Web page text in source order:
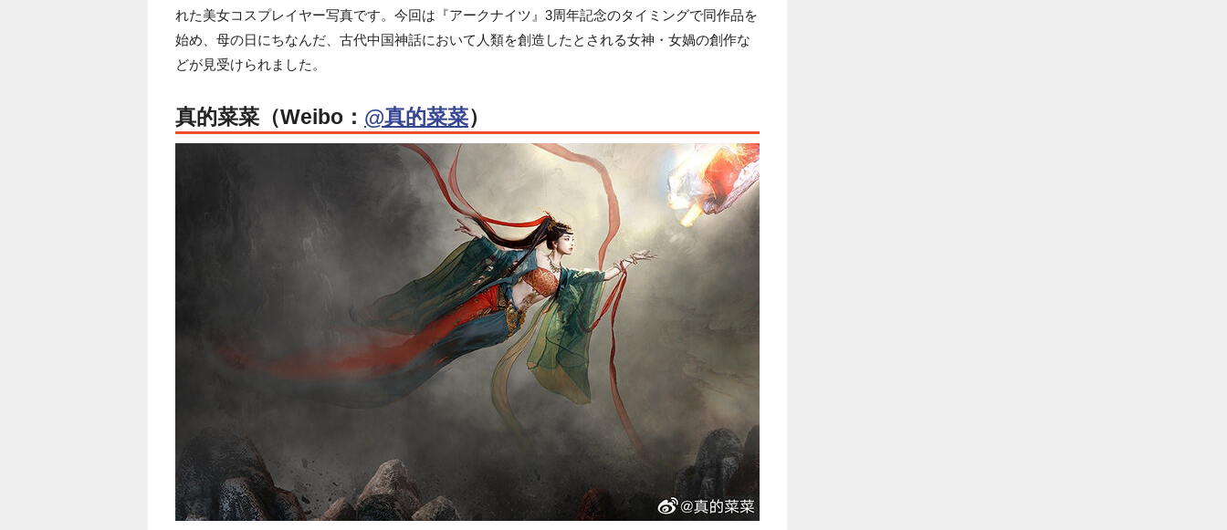
れた美女コスプレイヤー写真です。今回は『アークナイツ』3周年記念のタイミングで同作品を
始め、母の日にちなんだ、古代中国神話において人類を創造したとされる女神・女媧の創作な
どが見受けられました。
真的菜菜（Weibo： @真的菜菜）